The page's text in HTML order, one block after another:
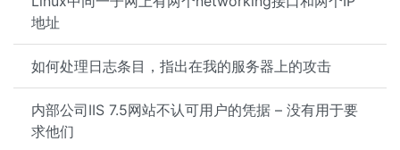
地址
如何处理日志条目，指出在我的服务器上的攻击
内部公司IIS 7.5网站不认可用户的凭据 – 没有用于要
求他们